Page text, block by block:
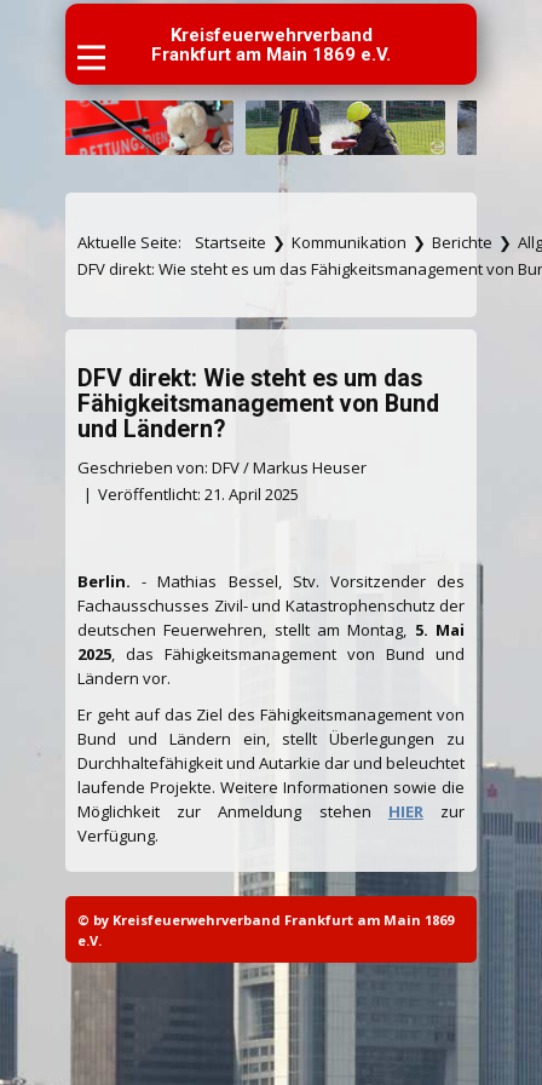
Kreisfeuerwehrverband
Frankfurt am Main 1869 e.V.
Aktuelle Seite: Startseite ❯ Kommunikation ❯ Berichte ❯
DFV direkt: Wie steht es um das Fähigkeitsmanagement von
DFV direkt: Wie steht es um das
Fähigkeitsmanagement von Bund
und Ländern?
Geschrieben von: DFV / Markus Heuser
Veröffentlicht: 21. April 2025
Berlin. - Mathias Bessel, Stv. Vorsitzender des
Fachausschusses Zivil- und Katastrophenschutz der
deutschen Feuerwehren, stellt am Montag, 5. Mai
2025, das Fähigkeitsmanagement von Bund und
Ländern vor.
Er geht auf das Ziel des Fähigkeitsmanagement von
Bund und Ländern ein, stellt Überlegungen zu
Durchhaltefähigkeit und Autarkie dar und beleuchtet
laufende Projekte. Weitere Informationen sowie die
Möglichkeit zur Anmeldung stehen HIER
zur
Verfügung.
© by Kreisfeuerwehrverband Frankfurt am Main 1869
e.V.